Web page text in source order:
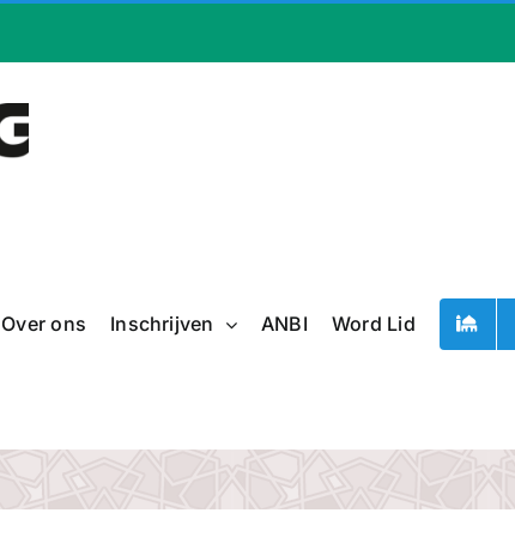
Over ons Inschrijven ANBI Word Lid